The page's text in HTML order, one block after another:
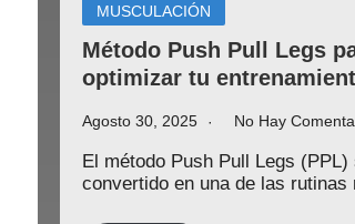
MUSCULACIÓN
Método Push Pull Legs
optimizar tu
Agosto 30, 2025 No Hay
El método Push Pull Legs (PPL)
convertido en una de las rutinas